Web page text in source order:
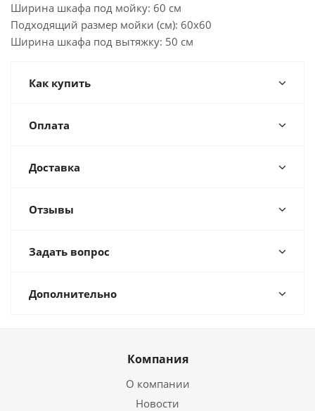
Ширина шкафа под мойку: 60 см
Подходящий размер мойки (см): 60x60
Ширина шкафа под вытяжку: 50 см
Как купить
Оплата
Доставка
Отзывы
Задать вопрос
Дополнительно
Компания
О компании
Новости